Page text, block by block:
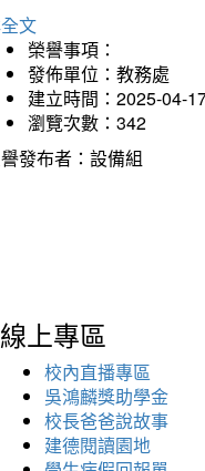
文
榮譽事項：
發佈單位：教務處
建立時間：2025-04-
瀏覽次數：342
發布者：設備組
線上專區
校內直播專區
吳鴻麟獎助學金
校長爸爸說故事
建德閱讀園地